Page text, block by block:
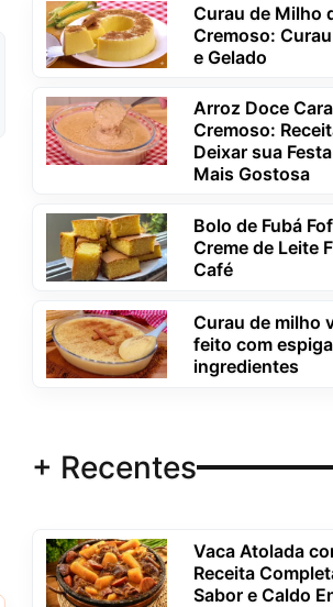
Curau de Milho
Cremoso:
e Gelado
Arroz Doce
Cremoso:
Deixar sua
Mais Gostosa
Bolo de Fubá
Creme de Leite
Café
Curau de milho
feito com
ingredientes
+ Recentes
Vaca Atolada
Receita
Sabor e Caldo